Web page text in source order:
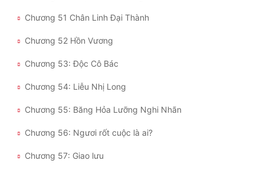
Tính Cách Nhân Vật :
Sát Phạt Quyết Đoán
Vô Sỉ
Điềm Đạm
Chương 51 Chân Linh Đại Thành
Chương 52 Hồn Vương
Chương 53: Độc Cô Bác
Chương 54: Liễu Nhị Long
Chương 55: Băng Hỏa Lưỡng Nghi Nhãn
Chương 56: Ngươi rốt cuộc là ai?
Chương 57: Giao lưu